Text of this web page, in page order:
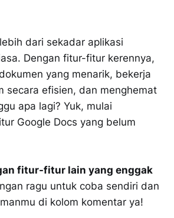
dari sekadar aplikasi
Dengan fitur-fitur kerennya,
yang menarik, bekerja
secara efisien, dan menghemat
apa lagi? Yuk, mulai
Google Docs yang belum
fitur-fitur lain yang enggak
ragu untuk coba sendiri dan
di kolom komentar ya!